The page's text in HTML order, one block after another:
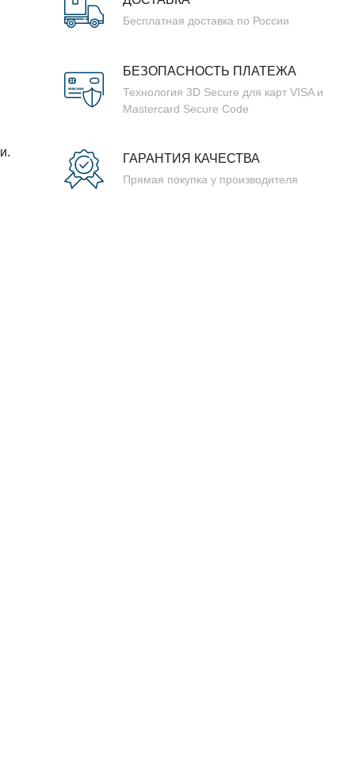
Бесплатная доставка по России
БЕЗОПАСНОСТЬ ПЛАТЕЖА
Технология 3D Secure для карт VISA и
Mastercard Secure Code
ГАРАНТИЯ КАЧЕСТВА
Прямая покупка у производителя